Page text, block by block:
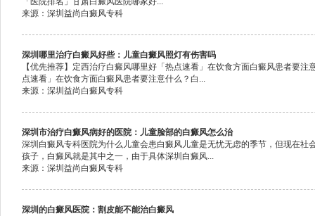
来源：深圳益尚白癜风专科
深圳哪里治疗白癜风好些：儿童白癜风照灯有伤害吗
【优先推荐】定西治疗白癜风哪里好「热点速看」在饮食方面白癜风患者要
点速看」在饮食方面白癜风患者要注意什么？白...
来源：深圳益尚白癜风专科
深圳市治疗白癜风病好的医院：儿童脸部的白癜风怎么治
深圳白癜风专科医院为什么儿童会患白癜风儿童是无忧无虑的季节，但现在社
孩子，白癜风就是其中之一，由于具体深圳白癜风...
来源：深圳益尚白癜风专科
深圳的白癜风医院：割皮能不能治白癜风